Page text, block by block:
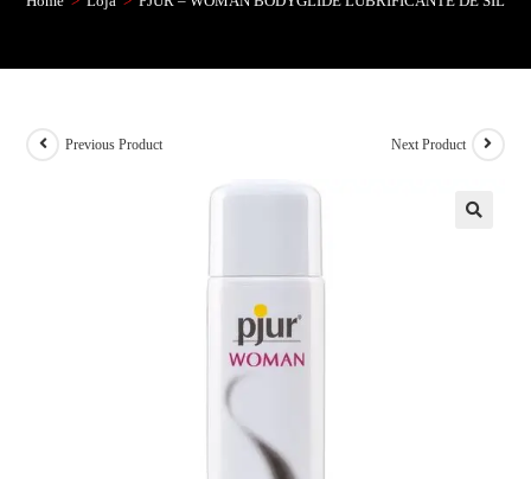
Previous Product Next Product